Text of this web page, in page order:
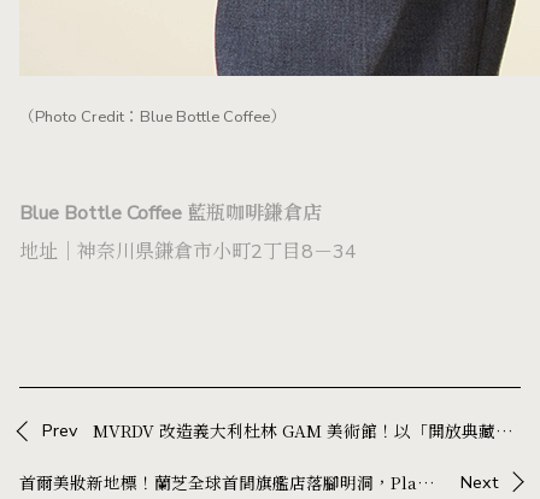
（Photo Credit：Blue Bottle Coffee）
Blue Bottle Coffee 藍瓶咖啡鎌倉店
地址｜神奈川県鎌倉市小町2丁目8－34
Prev MVRDV 改造義大利杜林 GAM 美術館！以「開放典藏」與公共廣場，重現 1959 年現代建築精神
首爾美妝新地標！蘭芝全球首間旗艦店落腳明洞，Playlab 打造沉浸式體驗空間 Next